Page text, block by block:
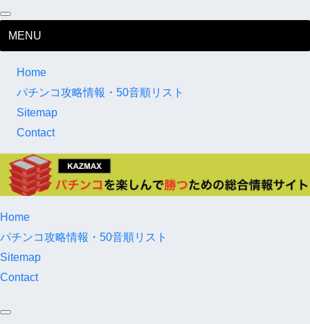
MENU
Home
パチンコ攻略情報・50音順リスト
Sitemap
Contact
Home
パチンコ攻略情報・50音順リスト
Sitemap
Contact